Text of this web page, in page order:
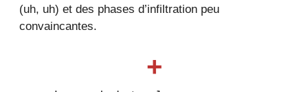
(uh, uh) et des phases d’infiltration peu
convaincantes.
+